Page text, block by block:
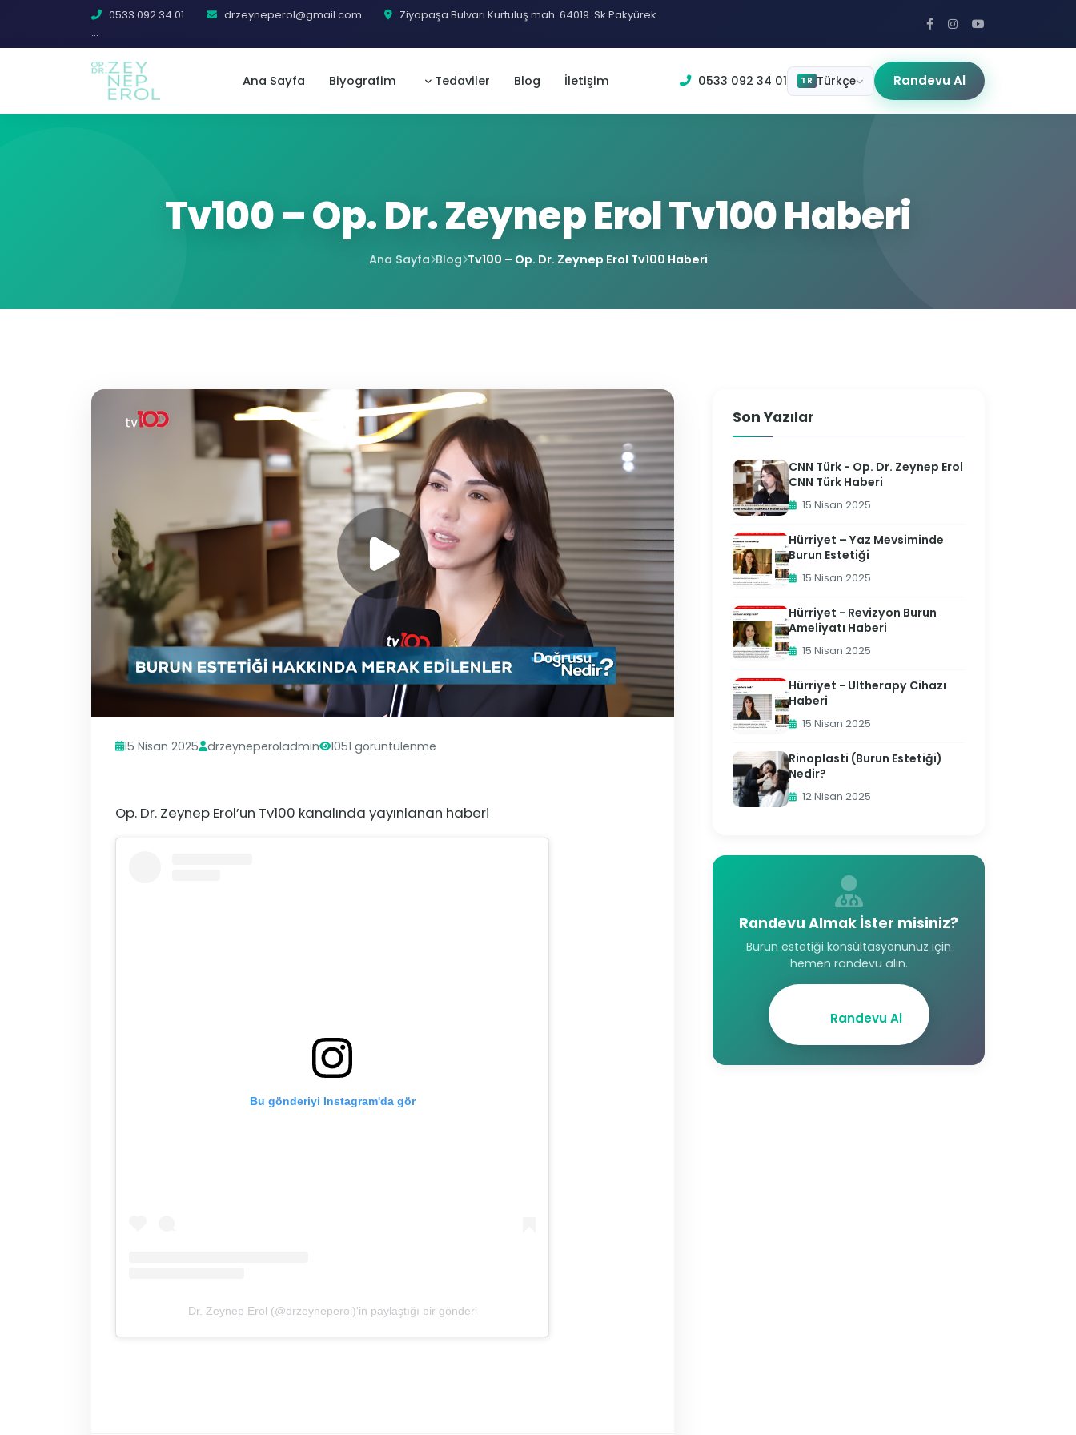
0533 092 34 01 drzeyneperol@gmail.com
Ziyapaşa Bulvarı Kurtuluş mah. 64019. Sk Pakyürek
...
Ana Sayfa Biyografim Tedaviler Blog İletişim 0533 092 34 01 TR Türkçe Randevu Al
Tv100 – Op. Dr. Zeynep Erol Tv100 Haberi
Ana Sayfa Blog Tv100 – Op. Dr. Zeynep Erol Tv100 Haberi
15 Nisan 2025 drzeyneperoladmin 1051 görüntülenme
Op. Dr. Zeynep Erol’un Tv100 kanalında yayınlanan haberi
Bu gönderiyi Instagram'da gör
Dr. Zeynep Erol (@drzeyneperol)'in paylaştığı bir gönderi
Son Yazılar
CNN Türk - Op. Dr. Zeynep Erol
CNN Türk Haberi
15 Nisan 2025
Hürriyet – Yaz Mevsiminde
Burun Estetiği
15 Nisan 2025
Hürriyet - Revizyon Burun
Ameliyatı Haberi
15 Nisan 2025
Hürriyet - Ultherapy Cihazı
Haberi
15 Nisan 2025
Rinoplasti (Burun Estetiği)
Nedir?
12 Nisan 2025
Randevu Almak İster misiniz?
Burun estetiği konsültasyonunuz için
hemen randevu alın.
Randevu Al